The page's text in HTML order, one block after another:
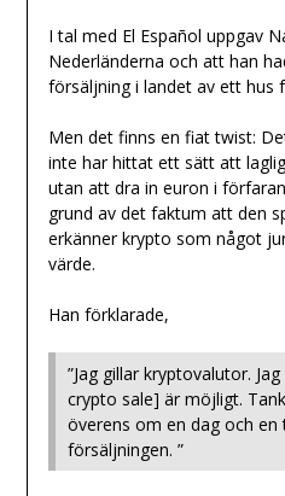
I tal med El Español uppgav
Nederländerna och att han
försäljning i landet av ett hus
Men det finns en fiat twist:
inte har hittat ett sätt att
utan att dra in euron i
grund av det faktum att den
erkänner krypto som något
värde.
Han förklarade,
”Jag gillar kryptovalutor.
crypto sale] är möjligt.
överens om en dag och
försäljningen. ”